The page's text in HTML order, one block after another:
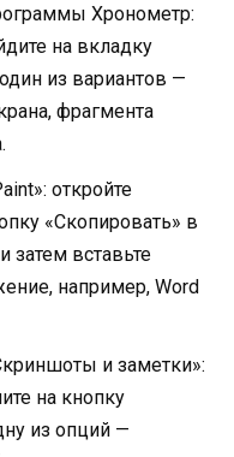
Хронометр:
на вкладку
из вариантов —
фрагмента
откройте
«Скопировать» в
затем вставьте
например, Word
и заметки»:
на кнопку
из опций —